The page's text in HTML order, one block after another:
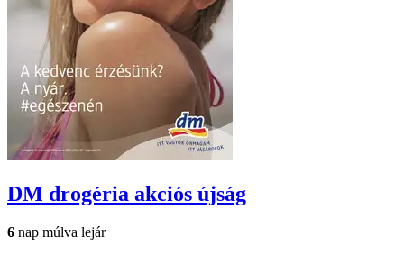
DM drogéria akciós újság
6 nap múlva lejár